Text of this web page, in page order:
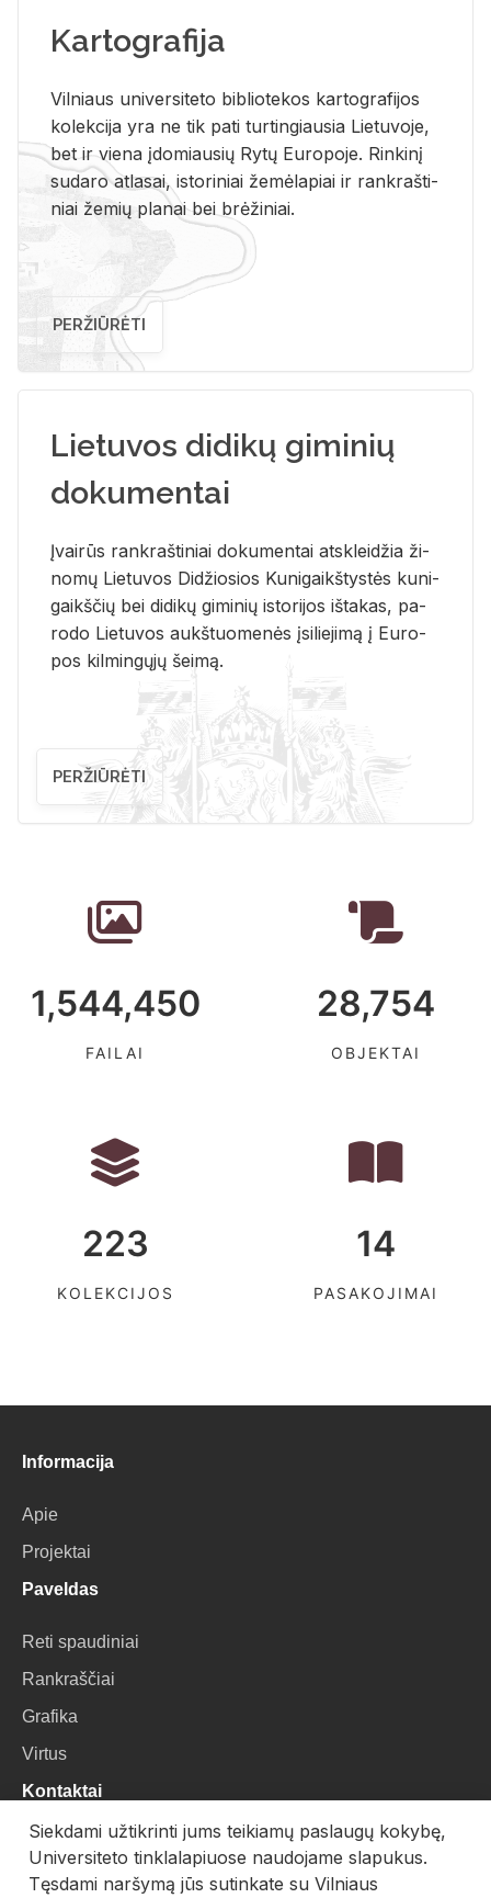
Kartografija
Vil­niaus uni­ver­si­te­to bi­b­lio­te­kos kar­to­gra­fi­jos
ko­lek­ci­ja yra ne tik pati tur­tin­giau­sia Lie­tu­vo­je,
bet ir vie­na įdo­miau­sių Rytų Eu­ro­po­je. Rin­ki­nį
su­da­ro at­la­sai, is­to­ri­niai že­mė­la­piai ir rank­raš­ti­
niai že­mių pla­nai bei brė­ži­niai.
PERŽIŪRĖTI
Lietuvos didikų giminių
dokumentai
Įvai­rūs rank­raš­ti­niai do­ku­men­tai at­sklei­džia ži­
no­mų Lie­tu­vos Di­džio­sios Ku­ni­gaikš­tys­tės ku­ni­
gaikš­čių bei di­di­kų gi­mi­nių is­to­ri­jos iš­ta­kas, pa­
ro­do Lie­tu­vos aukš­tuo­me­nės įsi­lie­ji­mą į Eu­ro­
pos kil­min­gų­jų šei­mą.
PERŽIŪRĖTI
1,544,450
FAILAI
28,754
OBJEKTAI
223
KOLEKCIJOS
14
PASAKOJIMAI
Informacija
Apie
Projektai
Paveldas
Reti spaudiniai
Rankraščiai
Grafika
Virtus
Kontaktai
VU Biblioteka
Universiteto g. 3, LT-01122, Vilnius
Siekdami užtikrinti jums teikiamų paslaugų kokybę,
Universiteto tinklalapiuose naudojame slapukus.
Tęsdami naršymą jūs sutinkate su Vilniaus